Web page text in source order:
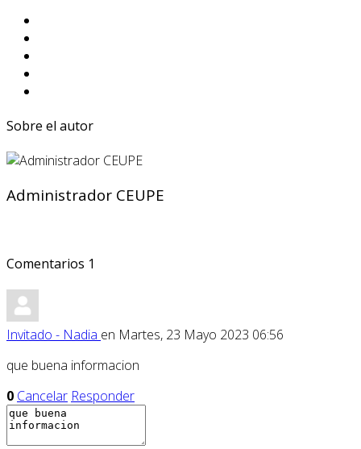
Sobre el autor
Administrador CEUPE
Comentarios 1
Invitado - Nadia en Martes, 23 Mayo 2023 06:56
que buena informacion
0 Cancelar Responder